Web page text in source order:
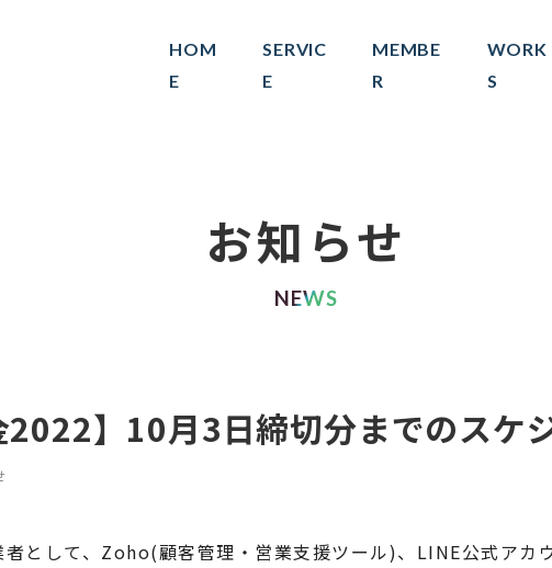
HOM
E
SERVIC
E
MEMBE
R
WORK
S
お知らせ
NEWS
2022】10月3日締切分までのスケ
として、Zoho(顧客管理・営業支援ツール)、LINE公式アカ